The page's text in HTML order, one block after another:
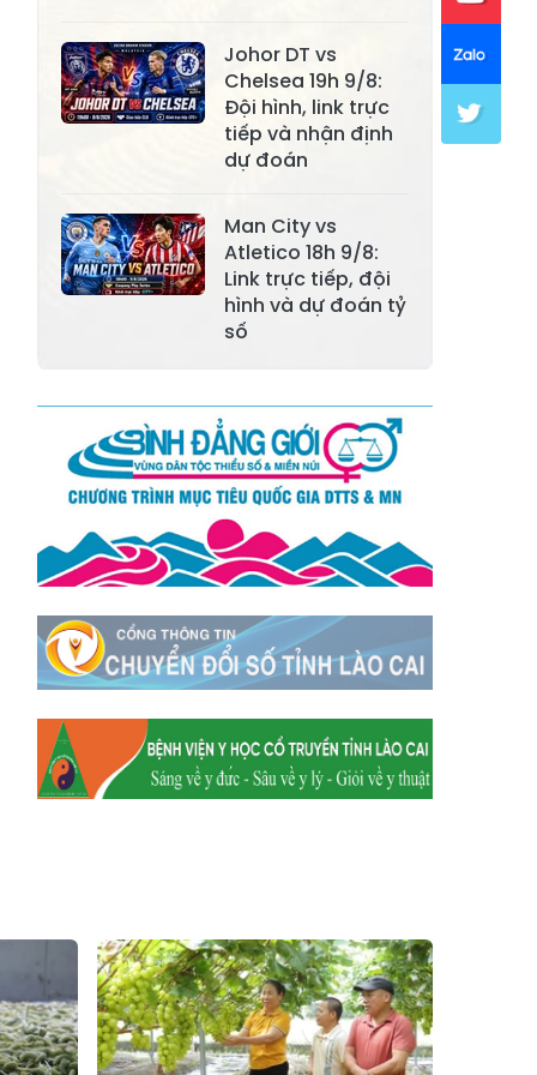
Xã Yên Thành
Xã Thác Bà
Xã Yên Bình
Xã Bảo Ái
Xã Hưng
Khánh
Xã Lương
Thịnh
Xã Việt Hồng
Xã Quy Mông
Xã Cốc San
Xã Hợp Thành
Quang
Xã Tằng Loỏng
Xã Gia Phú
Xã Mường
Hum
Xã Y Tý
Xã A Mú Sung
Xã Trịnh Tường
Xã Nậm Chày
Xã Bản Xèo
Xã Bát Xát
Xã Võ Lao
Xã Khánh Yên
Xã Văn Bàn
Xã Dương Quỳ
Xã Xuân Hòa
Xã Phúc Khánh
Xã Bảo Hà
Xã Mường Bo
Xã Bản Hồ
Xã Tả Van
Johor DT vs
Chelsea 19h 9/8:
Đội hình, link trực
tiếp và nhận định
dự đoán
Man City vs
Atletico 18h 9/8:
Link trực tiếp, đội
hình và dự đoán tỷ
số